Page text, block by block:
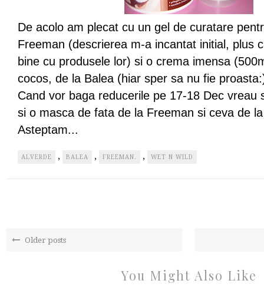
De acolo am plecat cu un gel de curatare
Freeman (descrierea m-a incantat initial, plus
bine cu produsele lor) si o crema imensa
cocos, de la Balea (hiar sper sa nu fie
Cand vor baga reducerile pe 17-18 Dec vreau
si o masca de fata de la Freeman si ceva de
Asteptam...
ALVERDE , BALEA , FREEMAN. , WET N WILD
Older posts
You Might Also Like